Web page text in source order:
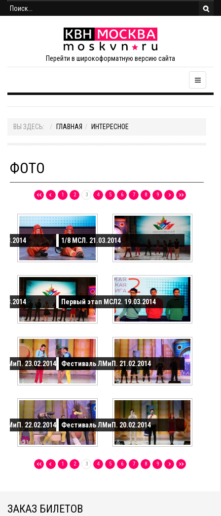
Перейти в широкоформатную версию сайта
ВЫ ЗДЕСЬ: ГЛАВНАЯ ИНТЕРЕСНОЕ
ФОТО
1 2 3 4 5 6 7 8 9
1/8 МСЛ. 21.03.2014
Первый этап МСЛ2. 19.03.2014
ЛМиП. 23.02.2014 Фестиваль ЛМиП. 21.02.2014
ЛМиП. 22.02.2014 Фестиваль ЛМиП. 20.02.2014
1 2 3 4 5 6 7 8 9
ЗАКАЗ БИЛЕТОВ